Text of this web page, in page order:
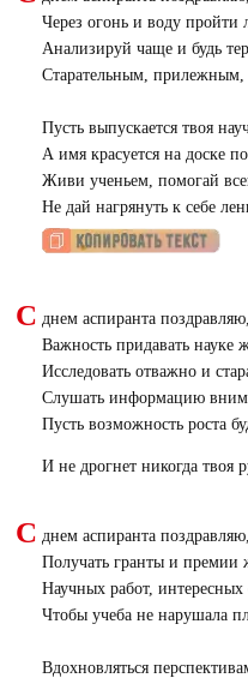
Через огонь и воду пройти
Анализируй чаще и будь
Старательным,
Пусть выпускается твоя
А имя красуется на доске
Живи ученьем, помогай
Не дай нагрянуть к себе
С днем аспиранта поздравляю,
Важность придавать науке
Исследовать отважно и
Слушать информацию
Пусть возможность роста
И не дрогнет никогда твоя
С днем аспиранта поздравляю,
Получать гранты и премии
Научных работ, интересных
Чтобы учеба не нарушала
Вдохновляться